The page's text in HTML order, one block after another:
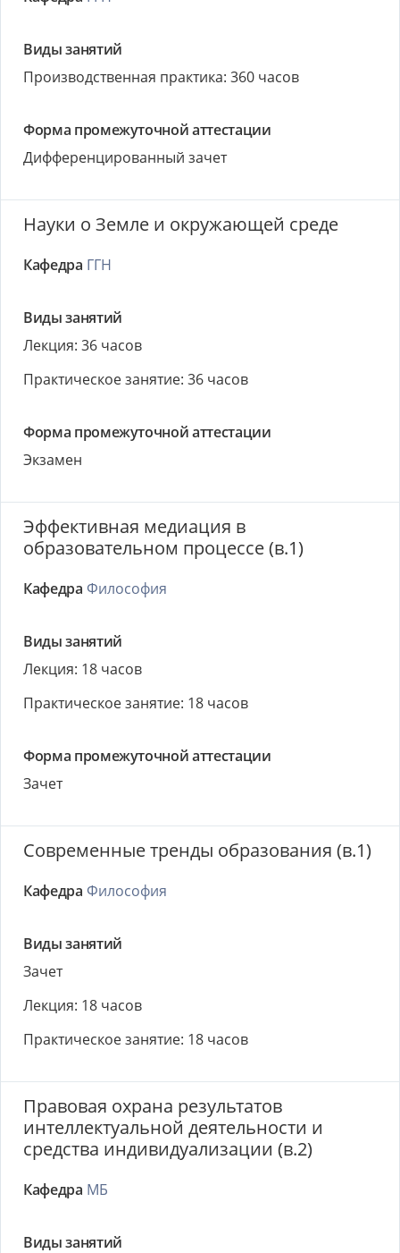
Виды занятий
Производственная практика: 360 часов
Форма промежуточной аттестации
Дифференцированный зачет
Науки о Земле и окружающей среде
Кафедра ГГН
Виды занятий
Лекция: 36 часов
Практическое занятие: 36 часов
Форма промежуточной аттестации
Экзамен
Эффективная медиация в
образовательном процессе (в.1)
Кафедра Философия
Виды занятий
Лекция: 18 часов
Практическое занятие: 18 часов
Форма промежуточной аттестации
Зачет
Современные тренды образования (в.1)
Кафедра Философия
Виды занятий
Зачет
Лекция: 18 часов
Практическое занятие: 18 часов
Правовая охрана результатов
интеллектуальной деятельности и
средства индивидуализации (в.2)
Кафедра МБ
Виды занятий